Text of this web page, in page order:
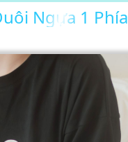
Ngựa 1